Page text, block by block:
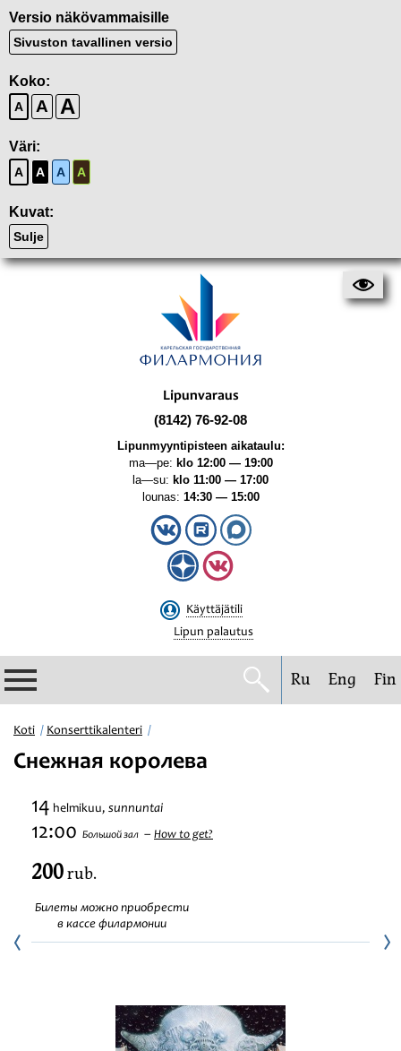
Versio näkövammaisille
Sivuston tavallinen versio
Koko:
A A A
Väri:
A A A A
Kuvat:
Sulje
Lipunvaraus
(8142) 76-92-08
Lipunmyyntipisteen aikataulu:
ma—pe: klo 12:00 — 19:00
la—su: klo 11:00 — 17:00
lounas: 14:30 — 15:00
Käyttäjätili
Lipun palautus
Filharmonia
Konserttikalenteri
Festivaalit
Ru Eng Fin
Koti Konserttikalenteri
Снежная королева
14 helmikuu, sunnuntai
12:00 Большой зал How to get?
200rub.
Билеты можно приобрести
в кассе филармонии